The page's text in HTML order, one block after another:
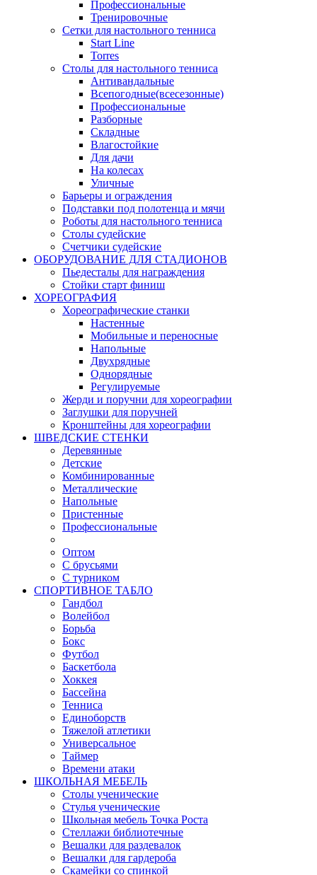
Профессиональные
Тренировочные
Сетки для настольного тенниса
Start Line
Torres
Столы для настольного тенниса
Антивандальные
Всепогодные(всесезонные)
Профессиональные
Разборные
Складные
Влагостойкие
Для дачи
На колесах
Уличные
Барьеры и ограждения
Подставки под полотенца и мячи
Роботы для настольного тенниса
Столы судейские
Счетчики судейские
ОБОРУДОВАНИЕ ДЛЯ СТАДИОНОВ
Пьедесталы для награждения
Стойки старт финиш
ХОРЕОГРАФИЯ
Хореографические станки
Настенные
Мобильные и переносные
Напольные
Двухрядные
Однорядные
Регулируемые
Жерди и поручни для хореографии
Заглушки для поручней
Кронштейны для хореографии
ШВЕДСКИЕ СТЕНКИ
Деревянные
Детские
Комбинированные
Металлические
Напольные
Пристенные
Профессиональные
Оптом
С брусьями
С турником
СПОРТИВНОЕ ТАБЛО
Гандбол
Волейбол
Борьба
Бокс
Футбол
Баскетбола
Хоккея
Бассейна
Тенниса
Единоборств
Тяжелой атлетики
Универсальное
Таймер
Времени атаки
ШКОЛЬНАЯ МЕБЕЛЬ
Столы ученические
Стулья ученические
Школьная мебель Точка Роста
Стеллажи библиотечные
Вешалки для раздевалок
Вешалки для гардероба
Скамейки со спинкой